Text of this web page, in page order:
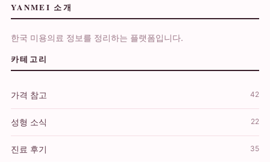
YANMEI 소개
한국 미용의료 정보를 정리하는 플랫폼입니다.
카테고리
가격 참고 42
성형 소식 22
진료 후기 35